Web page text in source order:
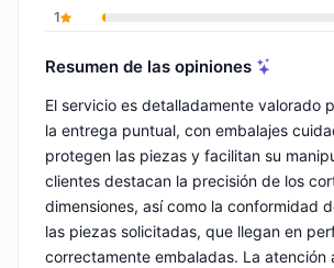
1
Resumen de las opiniones
El servicio es detalladamente valorado
la entrega puntual, con embalajes
protegen las piezas y facilitan su
clientes destacan la precisión de los
dimensiones, así como la conformidad
las piezas solicitadas, que llegan en
correctamente embaladas. La atención